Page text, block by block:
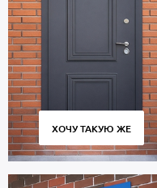
ХОЧУ ТАКУЮ ЖЕ